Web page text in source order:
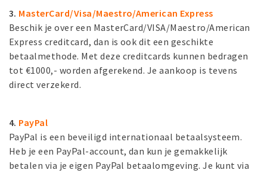
3. MasterCard/Visa/Maestro/American Express
Beschik je over een MasterCard/VISA/Maestro/American
Express creditcard, dan is ook dit een geschikte
betaalmethode. Met deze creditcards kunnen bedragen
tot €1000,- worden afgerekend. Je aankoop is tevens
direct verzekerd.
4. PayPal
PayPal is een beveiligd internationaal betaalsysteem.
Heb je een PayPal-account, dan kun je gemakkelijk
betalen via je eigen PayPal betaalomgeving. Je kunt via